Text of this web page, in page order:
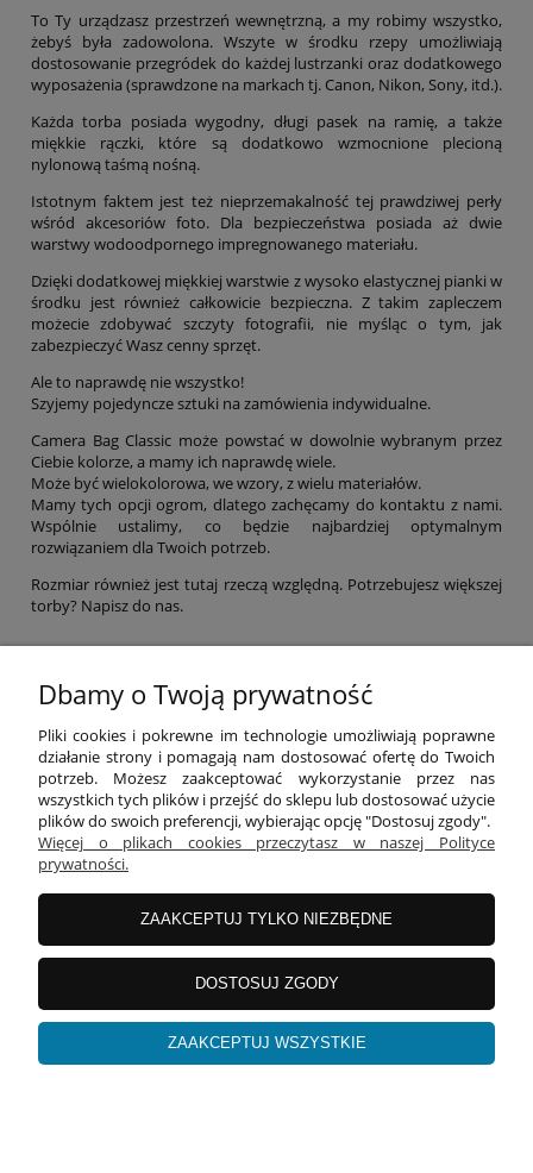
To Ty urządzasz przestrzeń wewnętrzną, a my robimy wszystko,
żebyś była zadowolona. Wszyte w środku rzepy umożliwiają
dostosowanie przegródek do każdej lustrzanki oraz dodatkowego
wyposażenia (sprawdzone na markach tj. Canon, Nikon, Sony, itd.).
Każda torba posiada wygodny, długi pasek na ramię, a także
miękkie rączki, które są dodatkowo wzmocnione plecioną
nylonową taśmą nośną.
Istotnym faktem jest też nieprzemakalność tej prawdziwej perły
wśród akcesoriów foto. Dla bezpieczeństwa posiada aż dwie
warstwy wodoodpornego impregnowanego materiału.
Dzięki dodatkowej miękkiej warstwie z wysoko elastycznej pianki w
środku jest również całkowicie bezpieczna. Z takim zapleczem
możecie zdobywać szczyty fotografii, nie myśląc o tym, jak
zabezpieczyć Wasz cenny sprzęt.
Ale to naprawdę nie wszystko!
Szyjemy pojedyncze sztuki na zamówienia indywidualne.
Camera Bag Classic może powstać w dowolnie wybranym przez
Ciebie kolorze, a mamy ich naprawdę wiele.
Może być wielokolorowa, we wzory, z wielu materiałów.
Mamy tych opcji ogrom, dlatego zachęcamy do kontaktu z nami.
Wspólnie ustalimy, co będzie najbardziej optymalnym
rozwiązaniem dla Twoich potrzeb.
Rozmiar również jest tutaj rzeczą względną. Potrzebujesz większej
torby? Napisz do nas.
INFORMACJE
O FIRMIE
Equipo Bag| ul. Żurawia 9/11 lok. 2 | 60-860 Poznań |
woj. wielkopolskie | tel: 695 696 999 | mail:
kontakt@equipobag.pl
pokaż pełną wersję strony
Dbamy o Twoją prywatność
Pliki cookies i pokrewne im technologie umożliwiają poprawne
działanie strony i pomagają nam dostosować ofertę do Twoich
potrzeb. Możesz zaakceptować wykorzystanie przez nas
wszystkich tych plików i przejść do sklepu lub dostosować użycie
plików do swoich preferencji, wybierając opcję "Dostosuj zgody".
Więcej o plikach cookies przeczytasz w naszej Polityce
prywatności.
ZAAKCEPTUJ TYLKO NIEZBĘDNE
DOSTOSUJ ZGODY
ZAAKCEPTUJ WSZYSTKIE